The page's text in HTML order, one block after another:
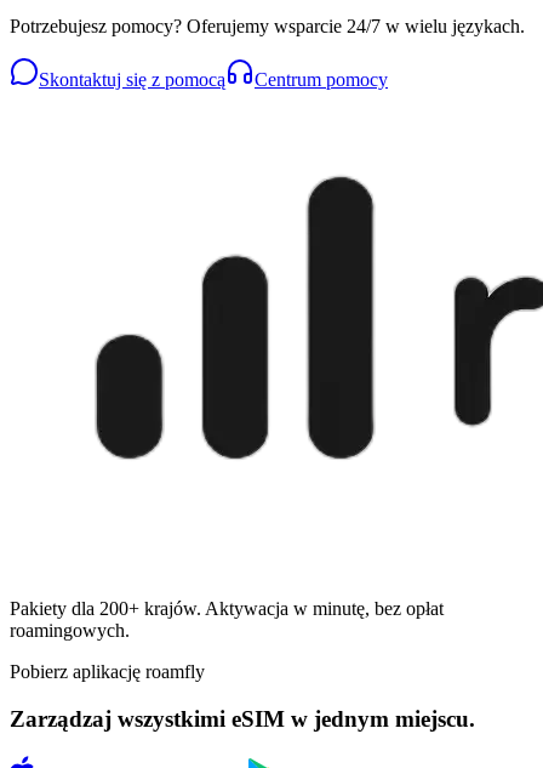
Potrzebujesz pomocy? Oferujemy wsparcie 24/7 w wielu językach.
Skontaktuj się z pomocą Centrum pomocy
Pakiety dla 200+ krajów. Aktywacja w minutę, bez opłat
roamingowych.
Pobierz aplikację roamfly
Zarządzaj wszystkimi eSIM w jednym miejscu.